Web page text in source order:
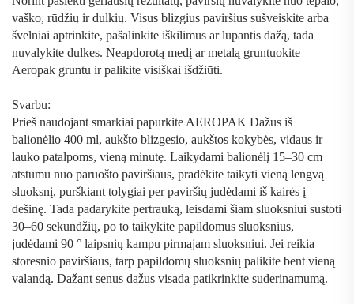
vaško, rūdžių ir dulkių. Visus blizgius paviršius sušveiskite arba
švelniai aptrinkite, pašalinkite iškilimus ar lupantis dažą, tada
nuvalykite dulkes. Neapdorotą medį ar metalą gruntuokite
Aeropak gruntu ir palikite visiškai išdžiūti.
Svarbu:
Prieš naudojant smarkiai papurkite AEROPAK Dažus iš
balionėlio 400 ml, aukšto blizgesio, aukštos kokybės, vidaus ir
lauko patalpoms, vieną minutę. Laikydami balionėlį 15–30 cm
atstumu nuo paruošto paviršiaus, pradėkite taikyti vieną lengvą
sluoksnį, purškiant tolygiai per paviršių judėdami iš kairės į
dešinę. Tada padarykite pertrauką, leisdami šiam sluoksniui sustoti
30–60 sekundžių, po to taikykite papildomus sluoksnius,
judėdami 90 ° laipsnių kampu pirmajam sluoksniui. Jei reikia
storesnio paviršiaus, tarp papildomų sluoksnių palikite bent vieną
valandą. Dažant senus dažus visada patikrinkite suderinamumą.